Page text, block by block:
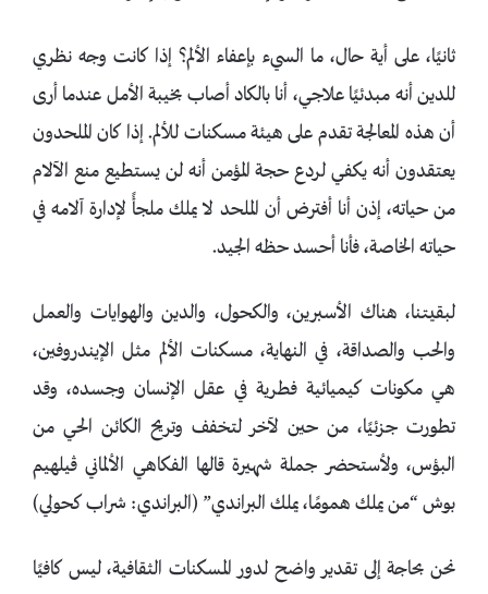
ثانيًا، على أية حال، ما السيء بإعفاء الألم؟ إذا كانت وجه نظري
للدين أنه مبدئيًا علاجي، أنا بالكاد أصاب بخيبة الأمل عندما أرى
أن هذه المعالجة تقدم على هيئة مسكنات للألم. إذا كان الملحدون
يعتقدون أنه يكفي لردع حجة المؤمن أنه لن يستطيع منع الآلام
من حياته، إذن أنا أفترض أن الملحد لا يملك ملجأً لإدارة آلامه في
حياته الخاصة، فأنا أحسد حظه الجيد.
لبقيتنا، هناك الأسبرين، والكحول، والدين والهوايات والعمل
والحب والصداقة، في النهاية، مسكنات الألم مثل الإيندروفين،
هي مكونات كيميائية فطرية في عقل الإنسان وجسده، وقد
تطورت جزئيًا، من حين لآخر لتخفف وتريح الكائن الحي من
البؤس، ولأستحضر جملة شهيرة قالها الفكاهي الألماني ڤيلهيم
بوش “من يملك همومًا، يملك البراندي” (البراندي: شراب كحولي)
نحن بحاجة إلى تقدير واضح لدور المسكنات الثقافية، ليس كافيًا